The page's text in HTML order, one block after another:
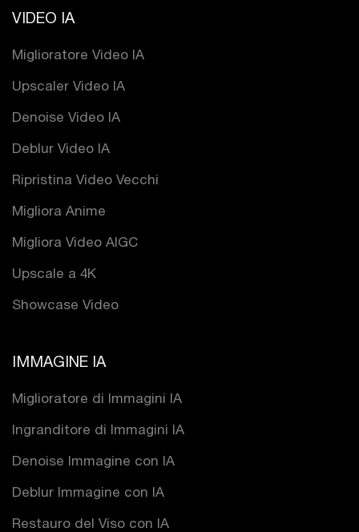
VIDEO IA
Miglioratore Video IA
Upscaler Video IA
Denoise Video IA
Deblur Video IA
Ripristina Video Vecchi
Migliora Anime
Migliora Video AIGC
Upscale a 4K
Showcase Video
IMMAGINE IA
Miglioratore di Immagini IA
Ingranditore di Immagini IA
Denoise Immagine con IA
Deblur Immagine con IA
Restauro del Viso con IA